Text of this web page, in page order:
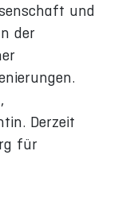
und
der
Derzeit
für